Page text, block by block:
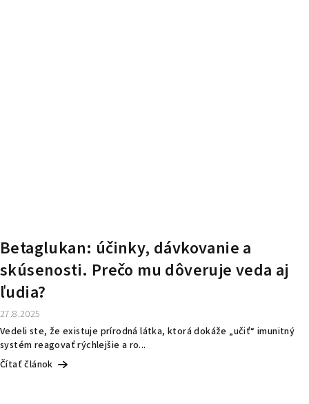
Betaglukan: účinky, dávkovanie a
skúsenosti. Prečo mu dôveruje veda aj
ľudia?
27.8.2025
Vedeli ste, že existuje prírodná látka, ktorá dokáže „učiť“ imunitný
systém reagovať rýchlejšie a ro...
Čítať článok